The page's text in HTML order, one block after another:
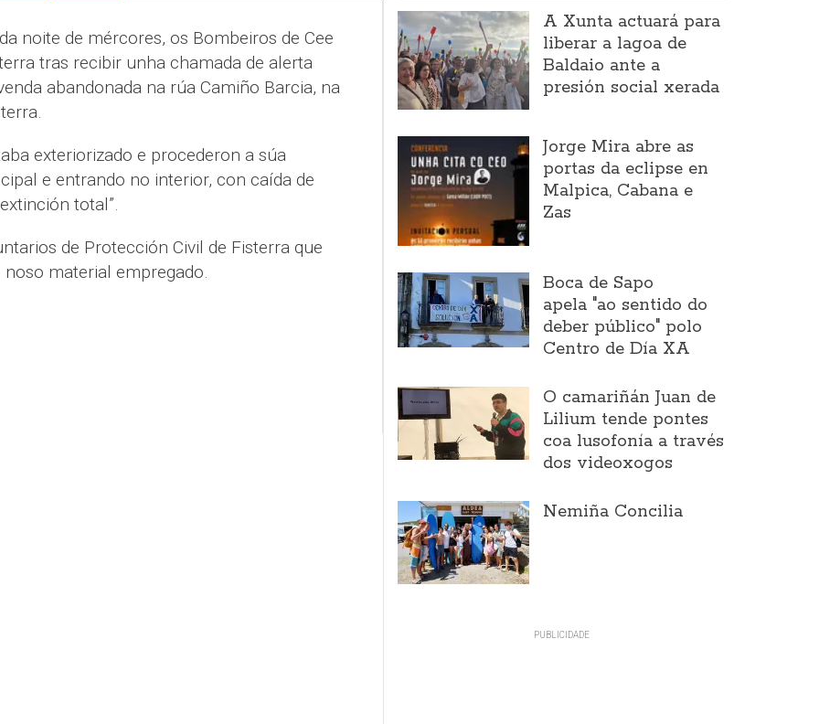
noite de mércores, os Bombeiros de Cee
tras recibir unha chamada de alerta
abandonada na rúa Camiño Barcia, na
exteriorizado e procederon a súa
e entrando no interior, con caída de
total”.
de Protección Civil de Fisterra que
material empregado.
A Xunta actuará para
liberar a lagoa de
Baldaio ante a
presión social xerada
Jorge Mira abre as
portas da eclipse en
Malpica, Cabana e
Zas
Boca de Sapo
apela "ao sentido do
deber público" polo
Centro de Día XA
O camariñán Juan de
Lilium tende pontes
coa lusofonía a través
dos videoxogos
Nemiña Concilia